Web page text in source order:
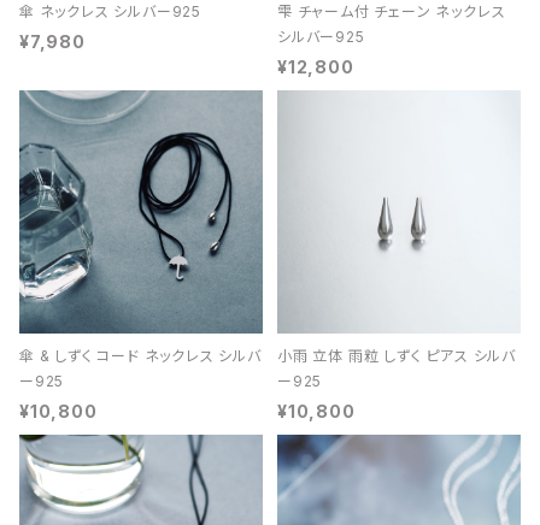
傘 ネックレス シルバー925
¥7,980
雫 チャーム付 チェーン ネックレス
シルバー925
¥12,800
傘 & しずく コード ネックレス シルバ
ー925
¥10,800
小雨 立体 雨粒 しずく ピアス シルバ
ー925
¥10,800